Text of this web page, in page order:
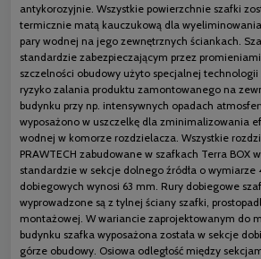
antykorozyjnie. Wszystkie powierzchnie szafki
termicznie matą kauczukową dla
pary wodnej na jego zewnętrznych ściankach.
standardzie zabezpieczającym przez
szczelności obudowy użyto specjalnej
ryzyko zalania produktu zamontowanego na
budynku przy np. intensywnych opadach
wyposażono w uszczelkę dla zminimalizowania
wodnej w komorze rozdzielacza. Wszystkie
PRAWTECH zabudowane w szafkach Terra BOX
standardzie w sekcje dolnego źródła o
dobiegowych wynosi 63 mm. Rury dobiegowe
wyprowadzone są z tylnej ściany szafki,
montażowej. W wariancie zaprojektowanym do
budynku szafka wyposażona została w sekcje
górze obudowy. Osiowa odległość między